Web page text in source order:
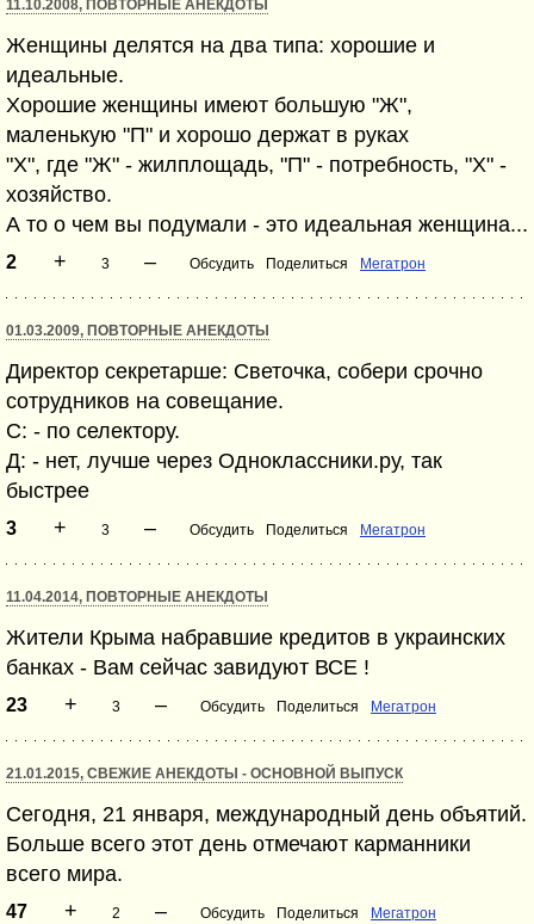
11.10.2008, ПОВТОРНЫЕ АНЕКДОТЫ
Женщины делятся на два типа: хорошие и
идеальные.
Хорошие женщины имеют большую "Ж",
маленькую "П" и хорошо держат в руках
"Х", где "Ж" - жилплощадь, "П" - потребность, "Х" -
хозяйство.
А то о чем вы подумали - это идеальная женщина...
2 + 3 – Обсудить Поделиться Мегатрон
01.03.2009, ПОВТОРНЫЕ АНЕКДОТЫ
Директор секретарше: Светочка, собери срочно
сотрудников на совещание.
С: - по селектору.
Д: - нет, лучше через Одноклассники.ру, так
быстрее
3 + 3 – Обсудить Поделиться Мегатрон
11.04.2014, ПОВТОРНЫЕ АНЕКДОТЫ
Жители Крыма набравшие кредитов в украинских
банках - Вам сейчас завидуют ВСЕ !
23 + 3 – Обсудить Поделиться Мегатрон
21.01.2015, СВЕЖИЕ АНЕКДОТЫ - ОСНОВНОЙ ВЫПУСК
Сегодня, 21 января, международный день объятий.
Больше всего этот день отмечают карманники
всего мира.
47 + 2 – Обсудить Поделиться Мегатрон